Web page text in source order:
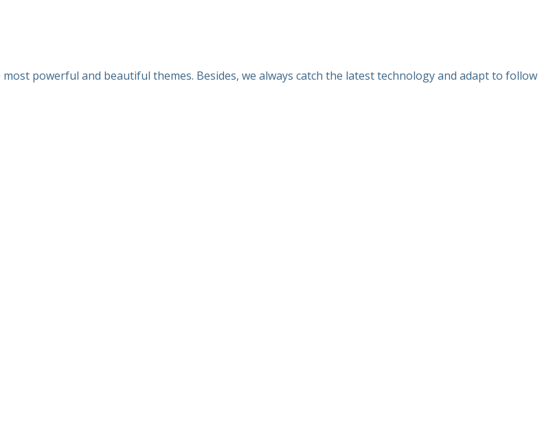
powerful and beautiful themes. Besides, we always catch the latest technology and adapt to follow